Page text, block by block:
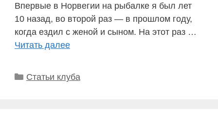
Впервые в Норвегии на рыбалке я был лет
10 назад, во второй раз — в прошлом году,
когда ездил с женой и сыном. На этот раз …
Читать далее
Рубрики
Статьи клуба